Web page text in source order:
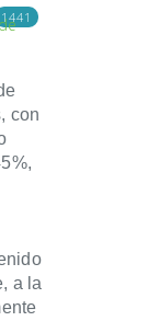
1441
con
a la